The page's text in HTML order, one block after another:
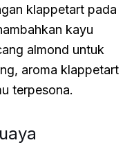
klappetart pada
kayu
almond untuk
aroma klappetart
terpesona.